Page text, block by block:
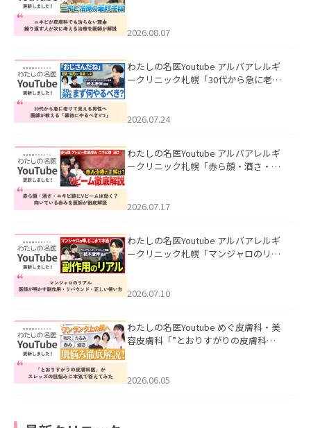
ました。
2026.08.07
わたしの名医Youtube アルバアレルギ
ークリニック札幌「30代から急に老け
た。
2026.07.24
わたしの名医Youtube アルバアレルギ
ークリニック札幌「赤ら顔・酒さ・ニ
した。
2026.07.17
わたしの名医Youtube アルバアレルギ
ークリニック札幌「マンジャロのリア
た。
2026.07.10
わたしの名医Youtube めぐ皮膚科・美
容皮膚科「”とおりすがりの皮膚科
2026.06.05